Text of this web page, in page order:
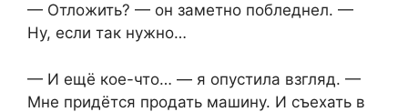
— Отложить? — он заметно побледнел. —
Ну, если так нужно…
— И ещё кое-что… — я опустила взгляд. —
Мне придётся продать машину. И съехать в